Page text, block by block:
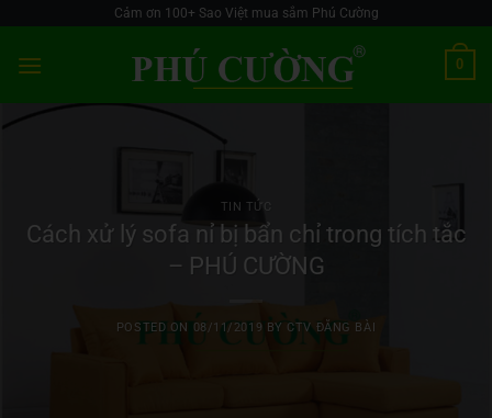
content
Cảm ơn 100+ Sao Việt mua sắm Phú Cường
0
TIN TỨC
Cách xử lý sofa nỉ bị bẩn chỉ trong tích tắc
– PHÚ CƯỜNG
POSTED ON 08/11/2019 BY CTV ĐĂNG BÀI